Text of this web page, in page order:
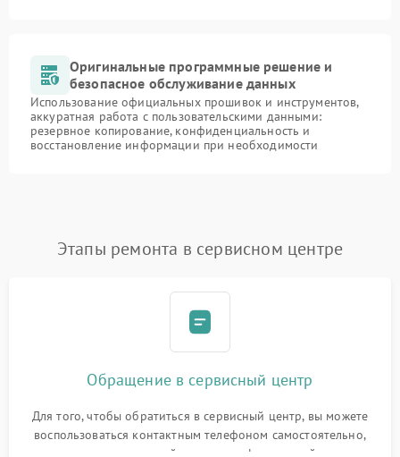
Оригинальные программные решение и
безопасное обслуживание данных
Использование официальных прошивок и инструментов,
аккуратная работа с пользовательскими данными:
резервное копирование, конфиденциальность и
восстановление информации при необходимости
Этапы ремонта в сервисном центре
Обращение в сервисный центр
Для того, чтобы обратиться в сервисный центр, вы можете
воспользоваться контактным телефоном самостоятельно,
или оставить свой номер телефона на сайте